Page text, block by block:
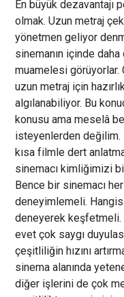
En büyük dezavantajı
olmak. Uzun metraj
yönetmen geliyor
sinemanın içinde
muamelesi görüyorlar.
uzun metraj için
algılanabiliyor. Bu
konusu ama meselâ
isteyenlerden değilim.
kısa filmle dert
sinemacı kimliğimizi
Bence bir sinemacı
deneyimlemeli.
deneyerek
evet çok saygı
çeşitliliğin hızını
sinema alanında
diğer işlerini de çok